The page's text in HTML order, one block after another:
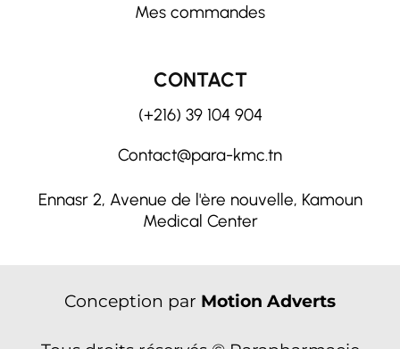
Mes commandes
CONTACT
(+216) 39 104 904
Contact@para-kmc.tn
Ennasr 2, Avenue de l'ère nouvelle, Kamoun
Medical Center
Conception par Motion Adverts